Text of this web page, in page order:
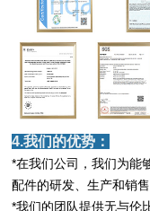
4.我们的优势：
*在我们公司，我们为能
配件的研发、生产和销售
*我们的团队提供无与伦